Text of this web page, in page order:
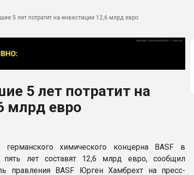
5 лет потратит на инвестиции 12,6 млрд евро
5 лет потратит на
млрд евро
германского химического концерна BASF в
лет составят 12,6 млрд евро, сообщил
правления BASF Юрген Хамбрехт на пресс-